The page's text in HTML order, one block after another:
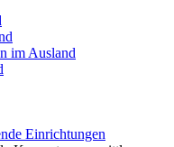
im Ausland
Einrichtungen